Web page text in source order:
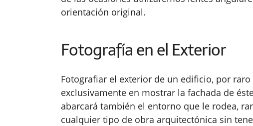
orientación original.
Fotografía en el Exterior
Fotografiar el exterior de un edificio, por raro
exclusivamente en mostrar la fachada de
abarcará también el entorno que le rodea,
cualquier tipo de obra arquitectónica sin